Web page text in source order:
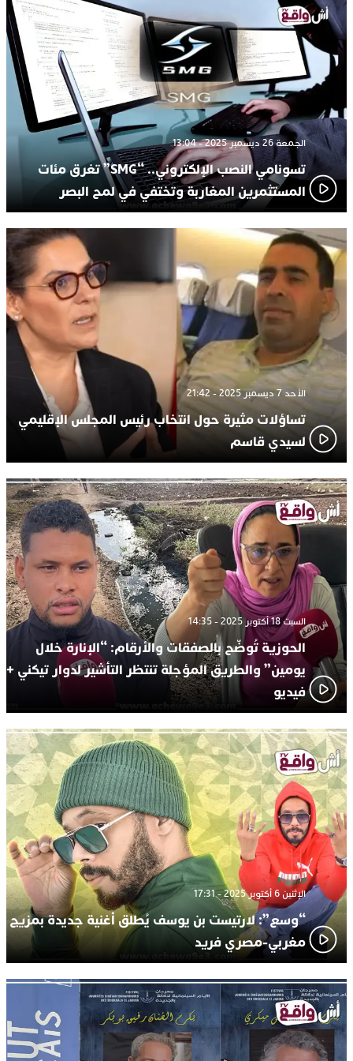
الجمعة 26 ديسمبر 2025 - 13:04
تسونامي النصب الإلكتروني.. “SMG” تغرق مئات
المستثمرين المغاربة وتختفي في لمح البصر
الأحد 7 ديسمبر 2025 - 21:42
تساؤلات مثيرة حول انتخاب رئيس المجلس الإقليمي
لسيدي قاسم
السبت 18 أكتوبر 2025 - 14:35
الحوزية تُوضّح بالصفقات والأرقام: “الإنارة خلال
يومين” والطريق المؤجلة تنتظر التأشير لدوار تيكني +
فيديو
الإثنين 6 أكتوبر 2025 - 17:31
“وسع”: لارتيست بن يوسف يُطلق أغنية جديدة بمزيج
مغربي-مصري فريد